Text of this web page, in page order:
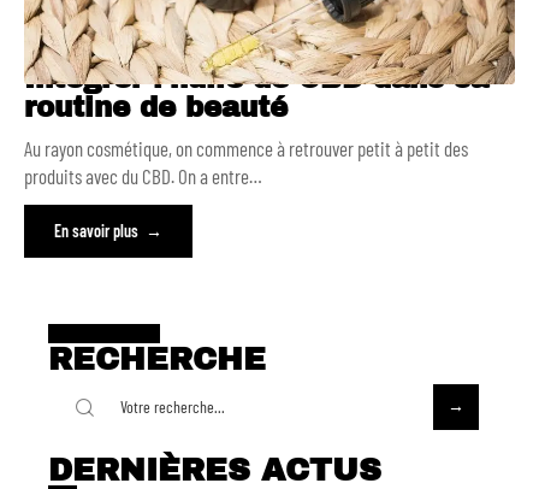
Intégrer l’huile de CBD dans sa
routine de beauté
Au rayon cosmétique, on commence à retrouver petit à petit des
produits avec du CBD. On a entre…
En savoir plus
RECHERCHE
DERNIÈRES ACTUS